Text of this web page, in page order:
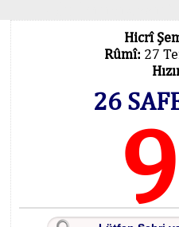
Hicrî
Rûmî: 27
26
9